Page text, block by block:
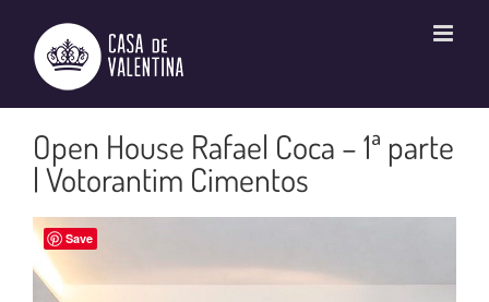
conteúdo
Open House Rafael Coca – 1ª parte
| Votorantim Cimentos
Save